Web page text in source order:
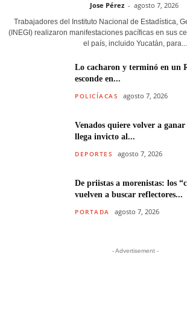
Jose Pérez - agosto 7, 2026
Trabajadores del Instituto Nacional de Estadística,
(INEGI) realizaron manifestaciones pacíficas en sus
el país, incluido Yucatán, para...
Lo cacharon y terminó en un
esconde en...
POLICÍACAS agosto 7, 2026
Venados quiere volver a
llega invicto al...
DEPORTES agosto 7, 2026
De priistas a morenistas: los
vuelven a buscar reflectores...
PORTADA agosto 7, 2026
- Advertisement -